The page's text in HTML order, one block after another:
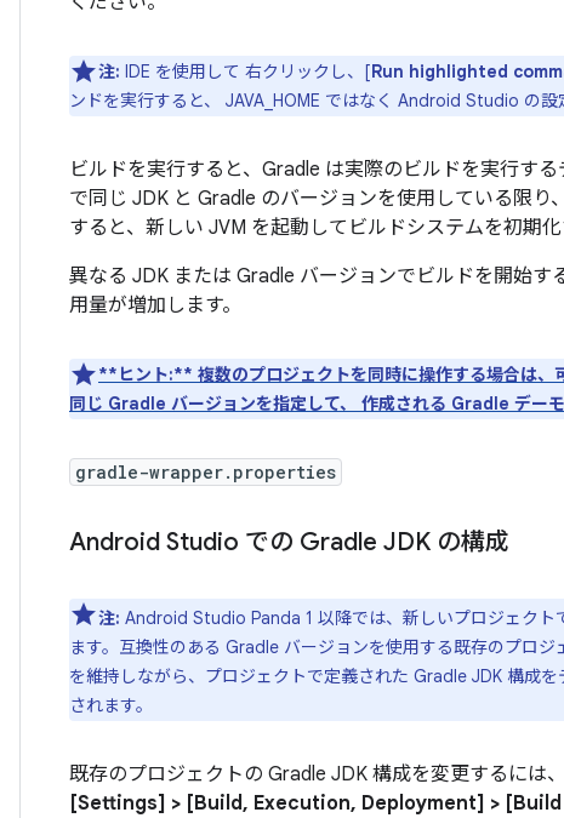
注: IDE を使用して 右クリックし、[Run highlighted
ンドを実行すると、 JAVA_HOME ではなく Android Studio の設
ビルドを実行すると、Gradle は実際のビルドを実行す
で同じ JDK と Gradle のバージョンを使用している限
すると、新しい JVM を起動してビルドシステムを初期化
異なる JDK または Gradle バージョンでビルドを開始
用量が増加します。
**ヒント:** 複数のプロジェクトを同時に操作する場合
同じ Gradle バージョンを指定して、 作成される Gradle デーモ
gradle-wrapper.properties
Android Studio での Gradle JDK の構成
注: Android Studio Panda 1 以降では、新しいプロジェクト
ます。互換性のある Gradle バージョンを使用する既存のプロ
を維持しながら、プロジェクトで定義された Gradle JDK 構成
されます。
既存のプロジェクトの Gradle JDK 構成を変更するには
[Settings] > [Build, Execution, Deployment] >